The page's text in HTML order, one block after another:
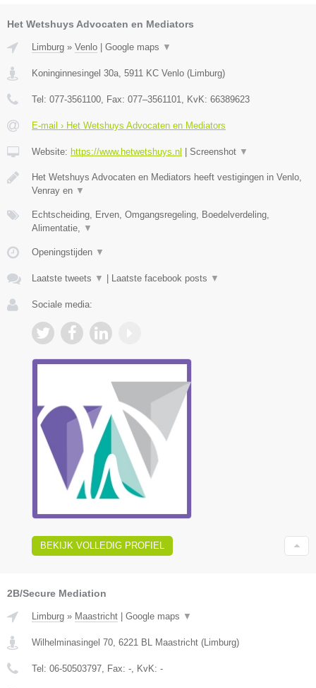
Het Wetshuys Advocaten en Mediators
Limburg » Venlo Google maps ▼
Koninginnesingel 30a 5911 KC Venlo ( Limburg)
Tel: 077-3561100 , Fax: 077–3561101 , KvK: 66389623
E-mail › Het Wetshuys Advocaten en Mediators
Website: https://www.hetwetshuys.nl Screenshot ▼
Het Wetshuys Advocaten en Mediators heeft vestigingen in Venlo,
Venray en ▼
Echtscheiding, Erven, Omgangsregeling, Boedelverdeling,
Alimentatie,
▼
Openingstijden ▼
Laatste tweets ▼ Laatste facebook posts ▼
Sociale media:
BEKIJK VOLLEDIG PROFIEL
2B/Secure Mediation
Limburg » Maastricht Google maps ▼
Wilhelminasingel 70 6221 BL Maastricht ( Limburg)
Tel: 06-50503797 , Fax: - , KvK: -